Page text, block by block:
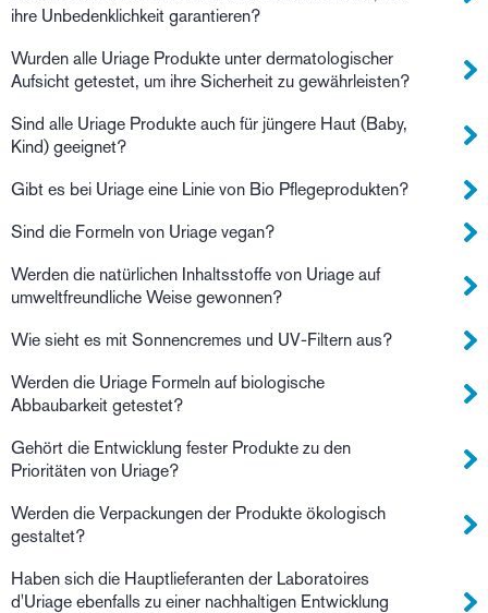
ihre Unbedenklichkeit garantieren?
Wurden alle Uriage Produkte unter dermatologischer
Aufsicht getestet, um ihre Sicherheit zu gewährleisten?
Sind alle Uriage Produkte auch für jüngere Haut (Baby,
Kind) geeignet?
Gibt es bei Uriage eine Linie von Bio Pflegeprodukten?
Sind die Formeln von Uriage vegan?
Werden die natürlichen Inhaltsstoffe von Uriage auf
umweltfreundliche Weise gewonnen?
Wie sieht es mit Sonnencremes und UV-Filtern aus?
Werden die Uriage Formeln auf biologische
Abbaubarkeit getestet?
Gehört die Entwicklung fester Produkte zu den
Prioritäten von Uriage?
Werden die Verpackungen der Produkte ökologisch
gestaltet?
Haben sich die Hauptlieferanten der Laboratoires
d'Uriage ebenfalls zu einer nachhaltigen Entwicklung